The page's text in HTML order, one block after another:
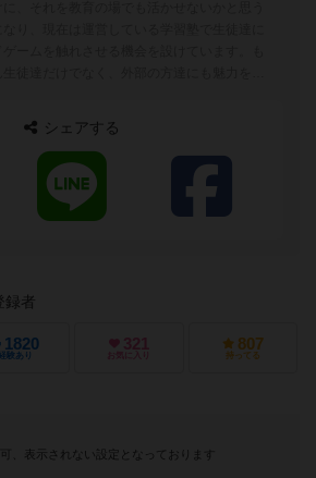
シェアする
録者
1820
験あり
321
お気に入り
807
持ってる
可、表示されない設定となっております